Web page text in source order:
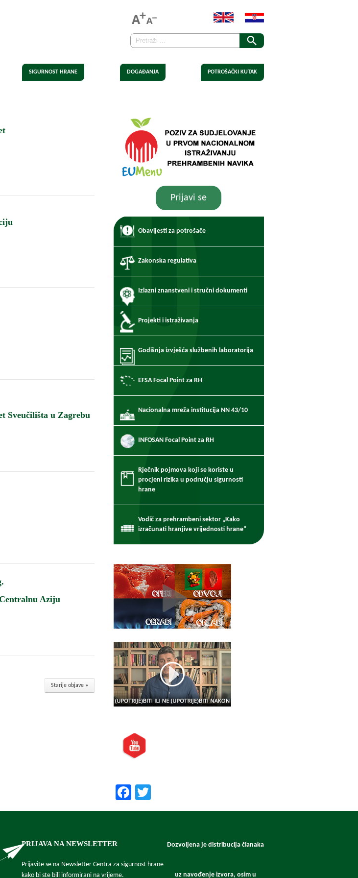
SIGURNOST HRANE DOGAĐANJA POTROŠAČKI KUTAK
Sveučilišta u Zagrebu
Aziju
Starije objave »
Prijavi se
Obavijesti za potrošače
Zakonska regulativa
Izlazni znanstveni i stručni dokumenti
Projekti i istraživanja
Godišnja izvješća službenih laboratorija
EFSA Focal Point za RH
Nacionalna mreža institucija NN 43/10
INFOSAN Focal Point za RH
Rječnik pojmova koji se koriste u
procjeni rizika u području sigurnosti
hrane
Vodič za prehrambeni sektor „Kako
izračunati hranjive vrijednosti hrane“
Facebook
PRIJAVA NA NEWSLETTER
Prijavite se na Newsletter Centra za sigurnost hrane
kako bi ste bili informirani na vrijeme.
Dozvoljena je distribucija članaka
uz navođenje izvora, osim u